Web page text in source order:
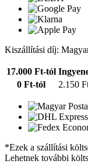
Kiszállítási díj:
17.000 Ft-tól
0 Ft-tól
2.150
*Ezek a szállítási
Lehetnek további